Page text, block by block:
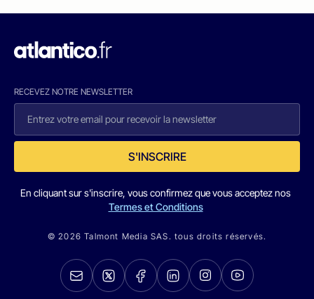
RECEVEZ NOTRE NEWSLETTER
S'INSCRIRE
En cliquant sur s'inscrire, vous confirmez que vous acceptez nos
Termes et Conditions
© 2026 Talmont Media SAS. tous droits réservés.